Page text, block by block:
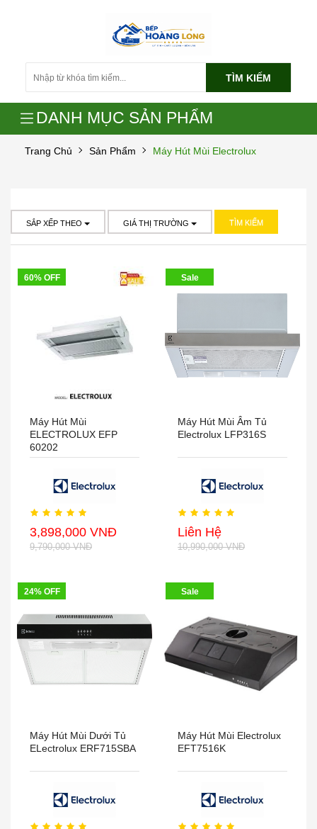
TÌM KIẾM
DANH MỤC SẢN PHẨM
Trang Chủ Sản Phẩm Máy Hút Mùi Electrolux
SẮP XẾP THEO GIÁ THỊ TRƯỜNG TÌM KIẾM
60% OFF
Máy Hút Mùi
ELECTROLUX EFP
60202
3,898,000 VNĐ
9,790,000 VNĐ
Sale
Máy Hút Mùi Âm Tủ
Electrolux LFP316S
Liên Hệ
10,990,000 VNĐ
24% OFF
Máy Hút Mùi Dưới Tủ
ELectrolux ERF715SBA
Sale
Máy Hút Mùi Electrolux
EFT7516K